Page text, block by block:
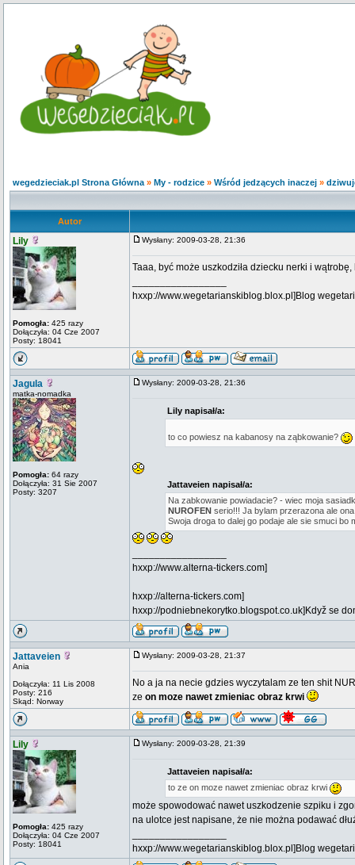
wegedzieciak.pl Strona Główna » My - rodzice » Wśród jedzących inaczej »
Autor
Lily
Pomogła: 425 razy
Dołączyła: 04 Cze 2007
Posty: 18041
Wysłany: 2009-03-28, 21:36
Taaa, być może uszkodziła dziecku nerki i
hxxp://www.wegetarianskiblog.blox.pl]Blog
Jagula
matka-nomadka
Pomogła: 64 razy
Dołączyła: 31 Sie 2007
Posty: 3207
Wysłany: 2009-03-28, 21:36
Lily napisał/a:
to co powiesz na kabanosy na ząbkowanie?
Jattaveien napisał/a:
Na zabkowanie powiadacie? - wiec moja
NUROFEN serio!!! Ja bylam przerazona ale
Swoja droga to dalej go podaje ale sie smuci
hxxp://www.alterna-tickers.com]
hxxp://alterna-tickers.com]
hxxp://podniebnekorytko.blogspot.co.uk]Když se
Jattaveien
Ania
Dołączyła: 11 Lis 2008
Posty: 216
Skąd: Norway
Wysłany: 2009-03-28, 21:37
No a ja na necie gdzies wyczytalam ze ten shit
ze on moze nawet zmieniac obraz krwi
Lily
Pomogła: 425 razy
Dołączyła: 04 Cze 2007
Posty: 18041
Wysłany: 2009-03-28, 21:39
Jattaveien napisał/a:
to ze on moze nawet zmieniac obraz krwi
może spowodować nawet uszkodzenie szpiku i
na ulotce jest napisane, że nie można podawać
hxxp://www.wegetarianskiblog.blox.pl]Blog